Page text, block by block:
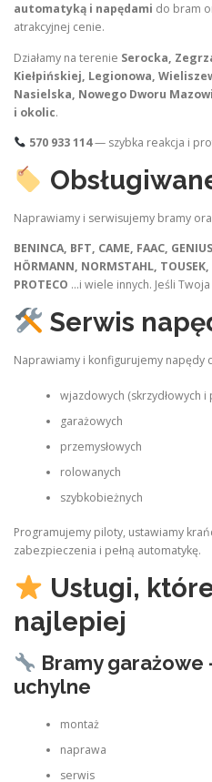
automatyką i napędami do bram
atrakcyjnej cenie.
Działamy na terenie Serocka,
Kiełpińskiej, Legionowa,
Nasielska, Nowego Dworu
i okolic.
570 933 114— szybka reakcja i
Naprawiamy i serwisujemy bramy
BENINCA, BFT, CAME, FAAC,
HÖRMANN, NORMSTAHL,
PROTECO …i wiele innych. Jeśli
Serwis
Naprawiamy i konfigurujemy napędy
wjazdowych (skrzydłowych i
garażowych
przemysłowych
rolowanych
szybkobieżnych
Programujemy piloty, ustawiamy
zabezpieczenia i pełną automatykę.
Usługi,
najlepiej
Bramy
uchylne
montaż
naprawa
serwis